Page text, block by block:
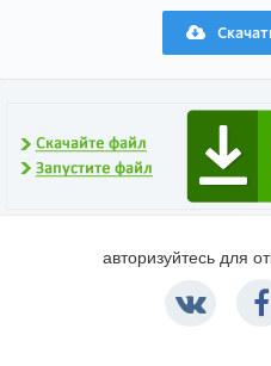
авторизуйтесь для